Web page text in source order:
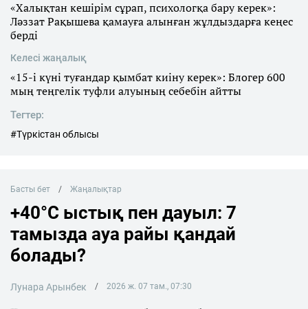
«Халықтан кешірім сұрап, психологқа бару керек»:
Ләззат Рақышева қамауға алынған жұлдыздарға кеңес
берді
Келесі жаңалық
«15-і күні туғандар қымбат киіну керек»: Блогер 600
мың теңгелік туфли алуының себебін айтты
Тегтер:
#Түркістан облысы
Басты бет Жаңалықтар
+40°C ыстық пен дауыл: 7
тамызда ауа райы қандай
болады?
Лунара Арынбек 2026 ж. 07 там., 07:30